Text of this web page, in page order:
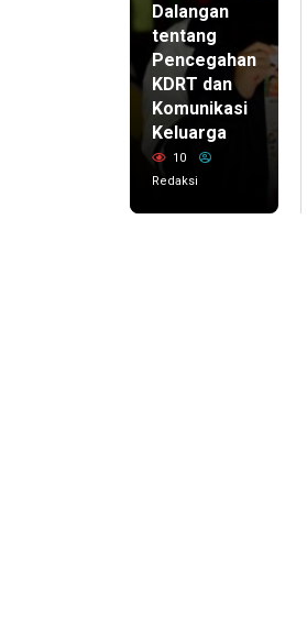
Dalangan
tentang
Pencegahan
KDRT dan
Komunikasi
Keluarga
10
Redaksi